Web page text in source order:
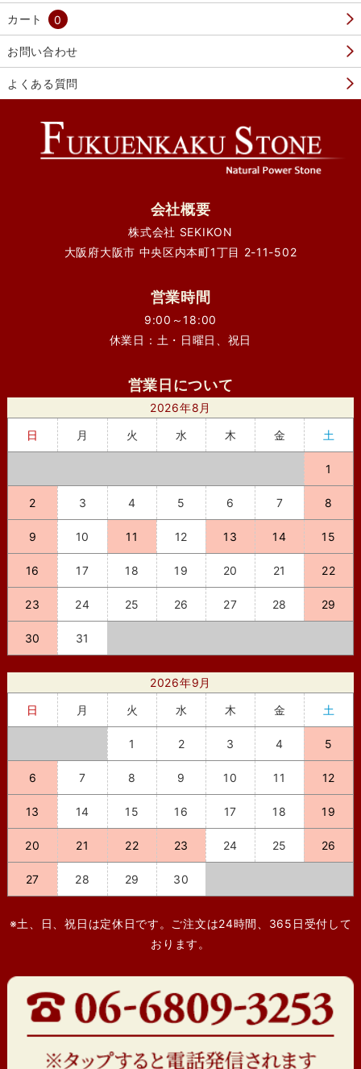
カート 0
お問い合わせ
よくある質問
会社概要
株式会社 SEKIKON
大阪府大阪市 中央区内本町1丁目 2-11-502
営業時間
9:00～18:00
休業日：土・日曜日、祝日
営業日について
2026年8月
日
月 火 水 木 金 土
1
2 3 4 5 6 7 8
9 10 11 12 13 14 15
16 17 18 19 20 21 22
23 24 25 26 27 28 29
30 31
2026年9月
日
月 火 水 木 金 土
1 2 3 4 5
6 7 8 9 10 11 12
13 14 15 16 17 18 19
20 21 22 23 24 25 26
27 28 29 30
※土、日、祝日は定休日です。ご注文は24時間、365日受付して
おります。